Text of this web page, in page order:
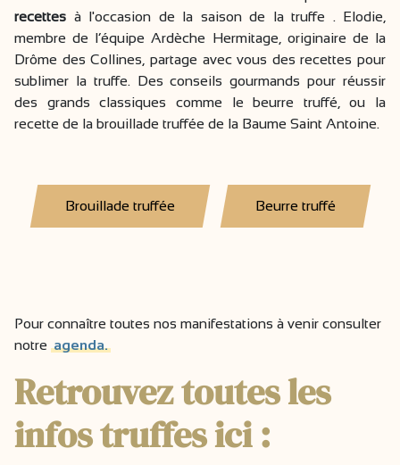
recettes à l'occasion de la saison de la truffe . Elodie,
membre de l’équipe Ardèche Hermitage, originaire de la
Drôme des Collines, partage avec vous des recettes pour
sublimer la truffe. Des conseils gourmands pour réussir
des grands classiques comme le beurre truffé, ou la
recette de la brouillade truffée de la Baume Saint Antoine.
Brouillade truffée Beurre truffé
Pour connaître toutes nos manifestations à venir consulter
notre agenda.
Retrouvez toutes les
infos truffes ici :